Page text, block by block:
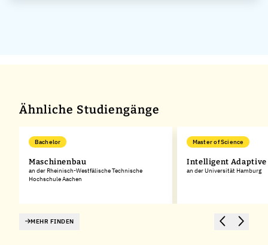
Ähnliche Studiengänge
Bachelor
Maschinenbau
an der Rheinisch-Westfälische Technische
Hochschule Aachen
Master of Science
Intelligent Adaptive
an der Universität Hamburg
MEHR FINDEN